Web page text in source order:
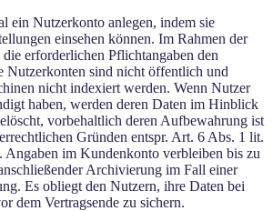
ein Nutzerkonto anlegen, indem sie
einsehen können. Im Rahmen der
erforderlichen Pflichtangaben den
Nutzerkonten sind nicht öffentlich und
nicht indexiert werden. Wenn Nutzer
haben, werden deren Daten im Hinblick
vorbehaltlich deren Aufbewahrung ist
Gründen entspr. Art. 6 Abs. 1 lit.
im Kundenkonto verbleiben bis zu
Archivierung im Fall einer
Es obliegt den Nutzern, ihre Daten bei
dem Vertragsende zu sichern.